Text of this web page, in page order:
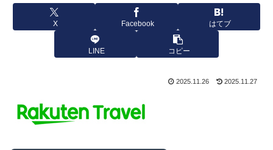
X Facebook はてブ
LINE コピー
2025.11.26 2025.11.27